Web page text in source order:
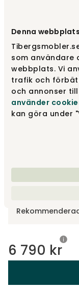
Denna
som användare
webbplats. Vi
trafik och
och annonser
använder
kan göra under
Björk |
Björk |
6 790 kr